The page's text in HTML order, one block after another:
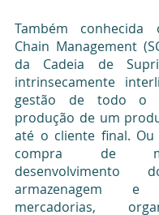
Também conhecida
Chain Management
da Cadeia de
intrinsecamente
gestão de todo o
produção de um
até o cliente final. Ou
compra de
desenvolvimento
armazenagem
mercadorias,